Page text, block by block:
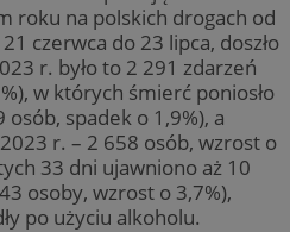
roku na polskich drogach od
czerwca do 23 lipca, doszło
r. było to 2 291 zdarzeń
w których śmierć poniosło
spadek o 1,9%), a
r. – 2 658 osób, wzrost o
33 dni ujawniono aż 10
osoby, wzrost o 3,7%),
po użyciu alkoholu.